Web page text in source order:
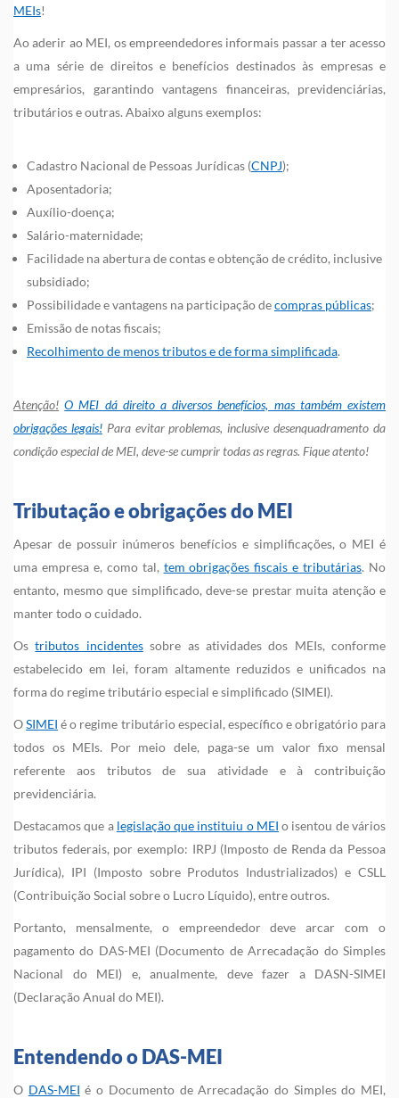
MEIs!
Ao aderir ao MEI, os empreendedores informais passar a ter acesso
a uma série de direitos e benefícios destinados às empresas e
empresários, garantindo vantagens financeiras, previdenciárias,
tributários e outras. Abaixo alguns exemplos:
Cadastro Nacional de Pessoas Jurídicas (CNPJ);
Aposentadoria;
Auxílio-doença;
Salário-maternidade;
Facilidade na abertura de contas e obtenção de crédito, inclusive
subsidiado;
Possibilidade e vantagens na participação decompras públicas;
Emissão de notas fiscais;
Recolhimento de menos tributos e de forma simplificada.
Atenção! O MEI dá direito a diversos benefícios, mas também existem
obrigações legais!Para evitar problemas, inclusive desenquadramento da
condição especial de MEI, deve-se cumprir todas as regras. Fique atento!
Tributação e obrigações do MEI
Apesar de possuir inúmeros benefícios e simplificações, o MEI é
uma empresa e, como tal, tem obrigações fiscais e tributárias. No
entanto, mesmo que simplificado, deve-se prestar muita atenção e
manter todo o cuidado.
Ostributos incidentessobre as atividades dos MEIs, conforme
estabelecido em lei, foram altamente reduzidos e unificados na
forma do regime tributário especial e simplificado (SIMEI).
OSIMEI é o regime tributário especial, específico e obrigatório para
todos os MEIs. Por meio dele, paga-se um valor fixo mensal
referente aos tributos de sua atividade e à contribuição
previdenciária.
Destacamos que a legislação que instituiu o MEI o isentou de vários
tributos federais, por exemplo: IRPJ (Imposto de Renda da Pessoa
Jurídica), IPI (Imposto sobre Produtos Industrializados) e CSLL
(Contribuição Social sobre o Lucro Líquido), entre outros.
Portanto, mensalmente, o empreendedor deve arcar com o
pagamento do DAS-MEI (Documento de Arrecadação do Simples
Nacional do MEI) e, anualmente, deve fazer a DASN-SIMEI
(Declaração Anual do MEI).
Entendendo o DAS-MEI
O DAS-MEI é o Documento de Arrecadação do Simples do MEI,